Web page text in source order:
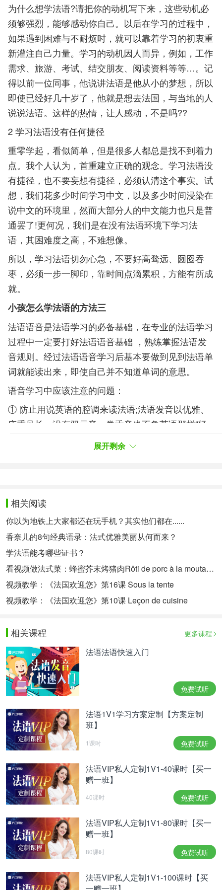
为什么想学法语?请把你的动机写下来，这些动机必
须够强烈，能够感动你自己。以后在学习的过程中，
如果遇到困难与不耐烦时，就可以靠着学习的初衷重
新灌注自己力量。学习的动机因人而异，例如，工作
需求、旅游、考试、结交朋友、阅读资料等等…。记
得以前一位同事，他说讲法语是他从小的梦想，所以
即使已经好几十岁了，他就是想去法国，与当地的人
说说法语。这样的热情，让人感动，不是吗??
2 学习法语没有任何捷径
重零学起，看似简单，但是很多人都总是找不到着力
点。我个人认为，首重建立正确的观念。学习法语没
有捷径，也不要妄想有捷径，必须认清这个事实。试
想，我们花多少时间学习中文，以及多少时间浸染在
说中文的环境里，然而大部分人的中文能力也只是普
通罢了!更何况，我们是在没有法语环境下学习法
语，其困难度之高，不难想像。
所以，学习法语切勿心急，不要好高骛远、囫囵吞
枣，必须一步一脚印，靠时间点滴累积，方能有所成
就。
小孩怎么学法语的方法三
法语语音是法语学习的必备基础，在专业的法语学习
过程中一定要打好法语语音基础 ，熟练掌握法语发
音规则。经过法语语音学习后基本要做到见到法语单
词就能读出来，即使自己并不知道单词的意思。
语音学习中应该注意的问题：
① 防止用说英语的腔调来读法语;法语发音以优雅、
庄重见长，没有双元音，卷舌音也不象英语那样“轻
好老师。
② 可以看几部法语电影、听听法语歌曲、法语广
播，不懂没有关系，关键是营造一种氛围，让你潜意
识里对法语语音、语调有“感觉”，不至于语音发的太
离谱。
以上就是为大家整理的小孩怎么学法语的相关内容，
希望能够对大家有所帮助。掌握了学习法语的方法，
督，协助孩子学习。
展开剩余
相关阅读
你以为地铁上大家都还在玩手机？其实他们都在......
香奈儿的8句经典语录：法式优雅美丽从何而来？
学法语能考哪些证书？
看视频做法式菜：蜂蜜芥末烤猪肉Rôti de porc à la moutarde et miel
视频教学：《法国欢迎您》第16课 Sous la tente
视频教学：《法国欢迎您》第10课 Leçon de cuisine
相关课程 更多课程
法语法语快速入门
免费试听
法语1V1学习方案定制【方案定制
班】
1课时 免费试听
法语VIP私人定制1V1-40课时【买一
赠一班】
40课时 免费试听
法语VIP私人定制1V1-80课时【买一
赠一班】
80课时 免费试听
法语VIP私人定制1V1-100课时【买